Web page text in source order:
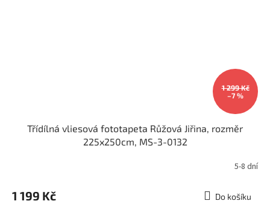
1 299 Kč
–7 %
Třídílná vliesová fototapeta Růžová Jiřina, rozměr
225x250cm, MS-3-0132
5-8 dní
1 199 Kč Do košíku